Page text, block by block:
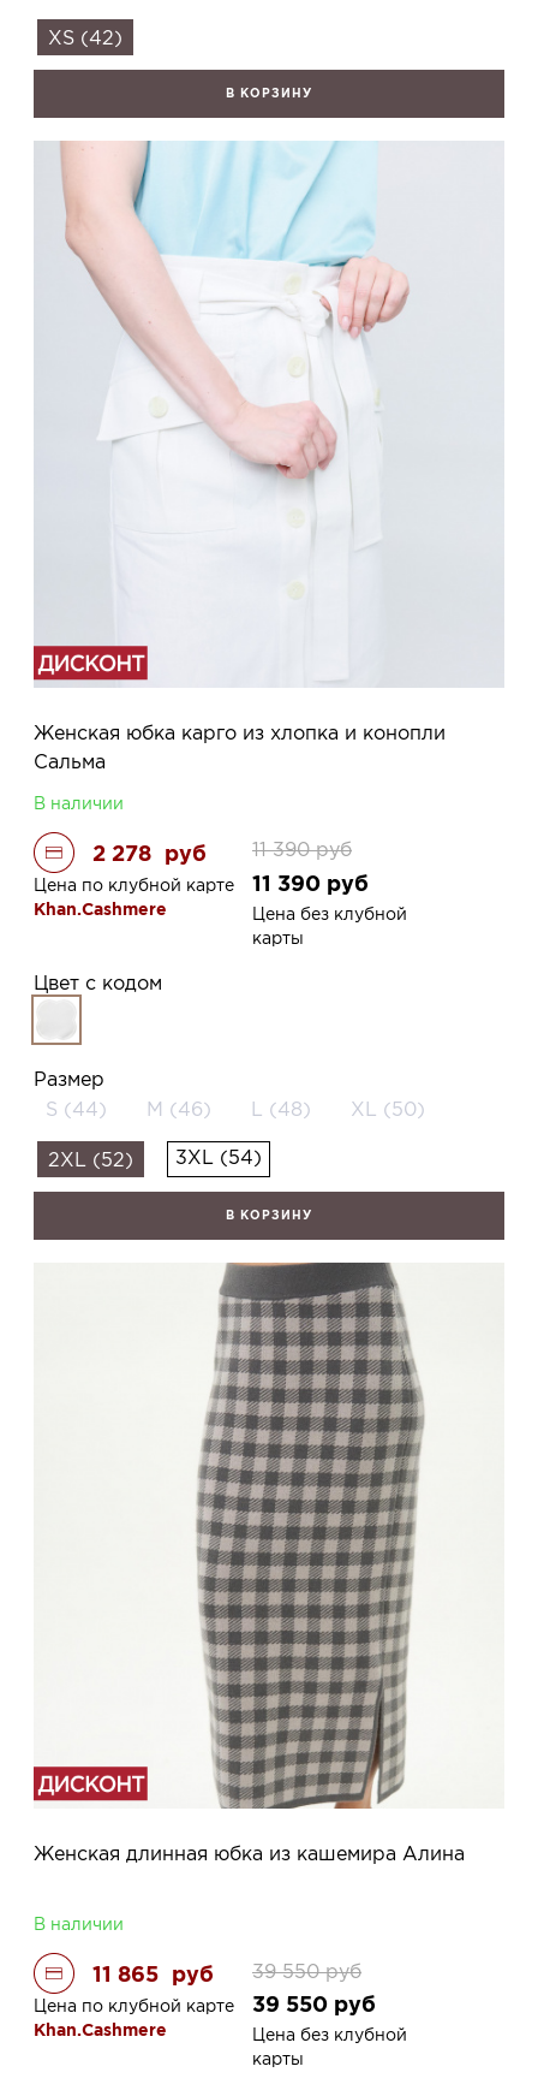
XS (42)
В КОРЗИНУ
Женская юбка карго из хлопка и конопли
Сальма
В наличии
2 278 руб
Цена по клубной карте
Khan.Cashmere
11 390 руб
11 390 руб
Цена без клубной
карты
Цвет с кодом
Размер
S (44)
M (46) L (48) XL (50)
2XL (52) 3XL (54)
В КОРЗИНУ
Женская длинная юбка из кашемира Алина
В наличии
11 865 руб
Цена по клубной карте
Khan.Cashmere
39 550 руб
39 550 руб
Цена без клубной
карты